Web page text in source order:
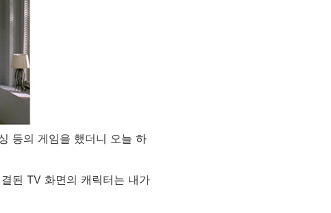
등의 게임을 했더니 오늘 하
된 TV 화면의 캐릭터는 내가